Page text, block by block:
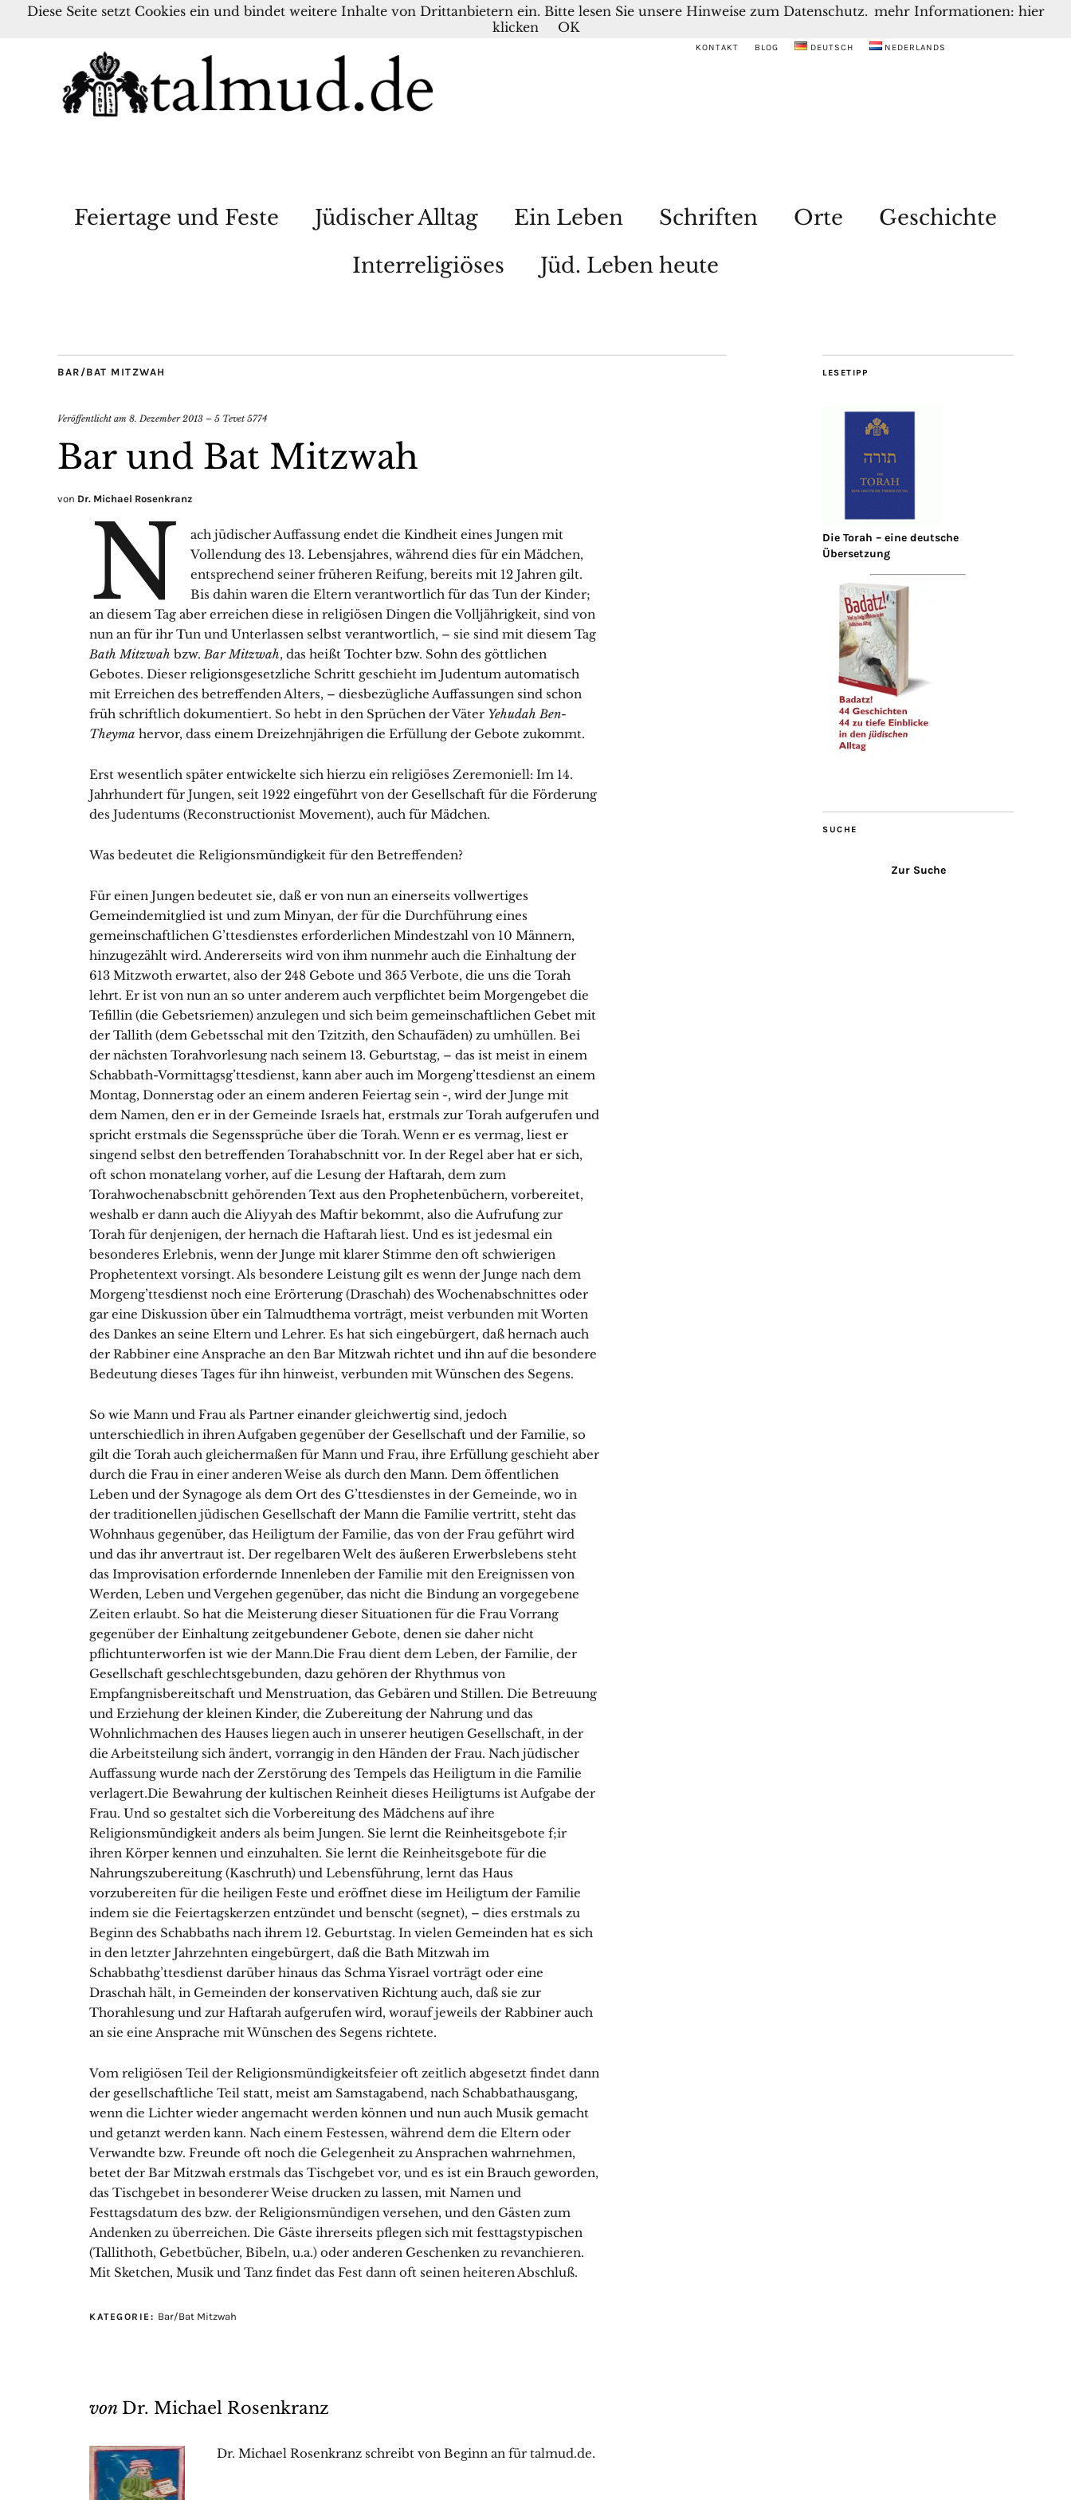
KONTAKT BLOG DEUTSCH NEDERLANDS
Feiertage und Feste Jüdischer Alltag Ein Leben Schriften Orte
Geschichte
Interreligiöses
Jüd. Leben heute
BAR/BAT MITZWAH
Veröffentlicht am 8. Dezember 2013 – 5 Tevet 5774
Bar und Bat Mitzwah
von Dr. Michael Rosenkranz
N
ach jüdischer Auffassung endet die Kindheit eines Jungen mit
Vollendung des 13. Lebensjahres, während dies für ein Mädchen,
entsprechend seiner früheren Reifung, bereits mit 12 Jahren gilt.
Bis dahin waren die Eltern verantwortlich für das Tun der Kinder;
an diesem Tag aber erreichen diese in religiösen Dingen die Volljährigkeit, sind von
nun an für ihr Tun und Unterlassen selbst verantwortlich, – sie sind mit diesem Tag
Bath Mitzwah bzw.Bar Mitzwah, das heißt Tochter bzw. Sohn des göttlichen
Gebotes. Dieser religionsgesetzliche Schritt geschieht im Judentum automatisch
mit Erreichen des betreffenden Alters, – diesbezügliche Auffassungen sind schon
früh schriftlich dokumentiert. So hebt in den Sprüchen der Väter Yehudah Ben-
Theyma hervor, dass einem Dreizehnjährigen die Erfüllung der Gebote zukommt.
Erst wesentlich später entwickelte sich hierzu ein religiöses Zeremoniell: Im 14.
Jahrhundert für Jungen, seit 1922 eingeführt von der Gesellschaft für die Förderung
des Judentums (Reconstructionist Movement), auch für Mädchen.
Was bedeutet die Religionsmündigkeit für den Betreffenden?
Für einen Jungen bedeutet sie, daß er von nun an einerseits vollwertiges
Gemeindemitglied ist und zum Minyan, der für die Durchführung eines
gemeinschaftlichen G’ttesdienstes erforderlichen Mindestzahl von 10 Männern,
hinzugezählt wird. Andererseits wird von ihm nunmehr auch die Einhaltung der
613 Mitzwoth erwartet, also der 248 Gebote und 365 Verbote, die uns die Torah
lehrt. Er ist von nun an so unter anderem auch verpflichtet beim Morgengebet die
Tefillin (die Gebetsriemen) anzulegen und sich beim gemeinschaftlichen Gebet mit
der Tallith (dem Gebetsschal mit den Tzitzith, den Schaufäden) zu umhüllen. Bei
der nächsten Torahvorlesung nach seinem 13. Geburtstag, – das ist meist in einem
Schabbath-Vormittagsg’ttesdienst, kann aber auch im Morgeng’ttesdienst an einem
Montag, Donnerstag oder an einem anderen Feiertag sein -, wird der Junge mit
dem Namen, den er in der Gemeinde Israels hat, erstmals zur Torah aufgerufen und
spricht erstmals die Segenssprüche über die Torah. Wenn er es vermag, liest er
singend selbst den betreffenden Torahabschnitt vor. In der Regel aber hat er sich,
oft schon monatelang vorher, auf die Lesung der Haftarah, dem zum
Torahwochenabscbnitt gehörenden Text aus den Prophetenbüchern, vorbereitet,
weshalb er dann auch die Aliyyah des Maftir bekommt, also die Aufrufung zur
Torah für denjenigen, der hernach die Haftarah liest. Und es ist jedesmal ein
besonderes Erlebnis, wenn der Junge mit klarer Stimme den oft schwierigen
Prophetentext vorsingt. Als besondere Leistung gilt es wenn der Junge nach dem
Morgeng’ttesdienst noch eine Erörterung (Draschah) des Wochenabschnittes oder
gar eine Diskussion über ein Talmudthema vorträgt, meist verbunden mit Worten
des Dankes an seine Eltern und Lehrer. Es hat sich eingebürgert, daß hernach auch
der Rabbiner eine Ansprache an den Bar Mitzwah richtet und ihn auf die besondere
Bedeutung dieses Tages für ihn hinweist, verbunden mit Wünschen des Segens.
So wie Mann und Frau als Partner einander gleichwertig sind, jedoch
unterschiedlich in ihren Aufgaben gegenüber der Gesellschaft und der Familie, so
gilt die Torah auch gleichermaßen für Mann und Frau, ihre Erfüllung geschieht aber
durch die Frau in einer anderen Weise als durch den Mann. Dem öffentlichen
Leben und der Synagoge als dem Ort des G’ttesdienstes in der Gemeinde, wo in
der traditionellen jüdischen Gesellschaft der Mann die Familie vertritt, steht das
Wohnhaus gegenüber, das Heiligtum der Familie, das von der Frau geführt wird
und das ihr anvertraut ist. Der regelbaren Welt des äußeren Erwerbslebens steht
das Improvisation erfordernde Innenleben der Familie mit den Ereignissen von
Werden, Leben und Vergehen gegenüber, das nicht die Bindung an vorgegebene
Zeiten erlaubt. So hat die Meisterung dieser Situationen für die Frau Vorrang
gegenüber der Einhaltung zeitgebundener Gebote, denen sie daher nicht
pflichtunterworfen ist wie der Mann.Die Frau dient dem Leben, der Familie, der
Gesellschaft geschlechtsgebunden, dazu gehören der Rhythmus von
Empfangnisbereitschaft und Menstruation, das Gebären und Stillen. Die Betreuung
und Erziehung der kleinen Kinder, die Zubereitung der Nahrung und das
Wohnlichmachen des Hauses liegen auch in unserer heutigen Gesellschaft, in der
die Arbeitsteilung sich ändert, vorrangig in den Händen der Frau. Nach jüdischer
Auffassung wurde nach der Zerstörung des Tempels das Heiligtum in die Familie
verlagert.Die Bewahrung der kultischen Reinheit dieses Heiligtums ist Aufgabe der
Frau. Und so gestaltet sich die Vorbereitung des Mädchens auf ihre
Religionsmündigkeit anders als beim Jungen. Sie lernt die Reinheitsgebote f;ir
ihren Körper kennen und einzuhalten. Sie lernt die Reinheitsgebote für die
Nahrungszubereitung (Kaschruth) und Lebensführung, lernt das Haus
vorzubereiten für die heiligen Feste und eröffnet diese im Heiligtum der Familie
indem sie die Feiertagskerzen entzündet und benscht (segnet), – dies erstmals zu
Beginn des Schabbaths nach ihrem 12. Geburtstag. In vielen Gemeinden hat es sich
in den letzter Jahrzehnten eingebürgert, daß die Bath Mitzwah im
Schabbathg’ttesdienst darüber hinaus das Schma Yisrael vorträgt oder eine
Draschah hält, in Gemeinden der konservativen Richtung auch, daß sie zur
Thorahlesung und zur Haftarah aufgerufen wird, worauf jeweils der Rabbiner auch
an sie eine Ansprache mit Wünschen des Segens richtete.
Vom religiösen Teil der Religionsmündigkeitsfeier oft zeitlich abgesetzt findet dann
der gesellschaftliche Teil statt, meist am Samstagabend, nach Schabbathausgang,
wenn die Lichter wieder angemacht werden können und nun auch Musik gemacht
und getanzt werden kann. Nach einem Festessen, während dem die Eltern oder
Verwandte bzw. Freunde oft noch die Gelegenheit zu Ansprachen wahrnehmen,
betet der Bar Mitzwah erstmals das Tischgebet vor, und es ist ein Brauch geworden,
das Tischgebet in besonderer Weise drucken zu lassen, mit Namen und
Festtagsdatum des bzw. der Religionsmündigen versehen, und den Gästen zum
Andenken zu überreichen. Die Gäste ihrerseits pflegen sich mit festtagstypischen
(Tallithoth, Gebetbücher, Bibeln, u.a.) oder anderen Geschenken zu revanchieren.
Mit Sketchen, Musik und Tanz findet das Fest dann oft seinen heiteren Abschluß.
KATEGORIE: Bar/Bat Mitzwah
vonDr. Michael Rosenkranz
Dr. Michael Rosenkranz schreibt von Beginn an für talmud.de.
LESETIPP
Die Torah – eine deutsche
Übersetzung
SUCHE
Zur Suche
Diese Seite setzt Cookies ein und bindet weitere Inhalte von Drittanbietern ein. Bitte lesen Sie unsere Hinweise zum Datenschutz. mehr Informationen: hier
klicken
OK